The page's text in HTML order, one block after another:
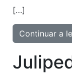
[…]
Continuar a